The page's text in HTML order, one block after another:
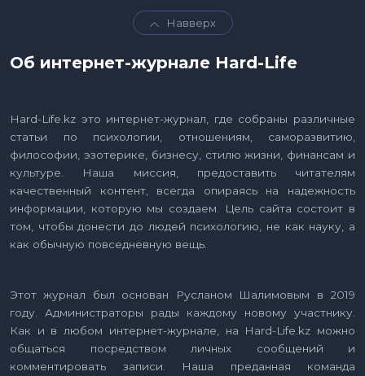
Навверх
Об интернет-журнале Hard-Life
Hard-Life.kz это интернет-журнал, где собраны различные
статьи по психологии, отношениям, саморазвитию,
философии, эзотерике, бизнесу, стилю жизни, финансам и
культуре. Наша миссия, предоставить читателям
качественный контент, всегда опираясь на надежность
информации, которую мы создаем. Цель сайта состоит в
том, чтобы донести до людей психологию, не как науку, а
как обычную повседневную вещь.
Этот журнал был основан Русланом Шалимовым в 2019
году. Администраторы рады каждому новому участнику.
Как и в любом интернет-журнале, на Hard-Life.kz можно
общаться посредством личных сообщений и
комментировать записи. Наша преданная команда